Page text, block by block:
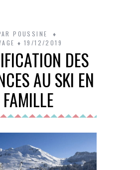
POUSSINE
19/12/2019
DES
AU SKI EN
FAMILLE